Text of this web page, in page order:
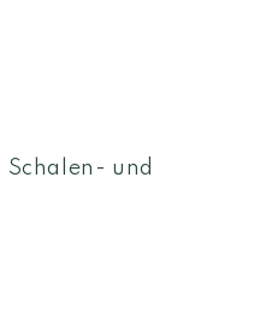
Schalen- und